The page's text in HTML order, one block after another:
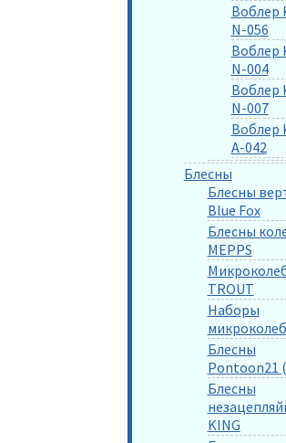
Воблер
N-056
Воблер
N-004
Воблер
N-007
Воблер
A-042
Блесны
Блесны
Blue Fox
Блесны
MEPPS
TROUT
Наборы
Блесны
Pontoon21
Блесны
KING